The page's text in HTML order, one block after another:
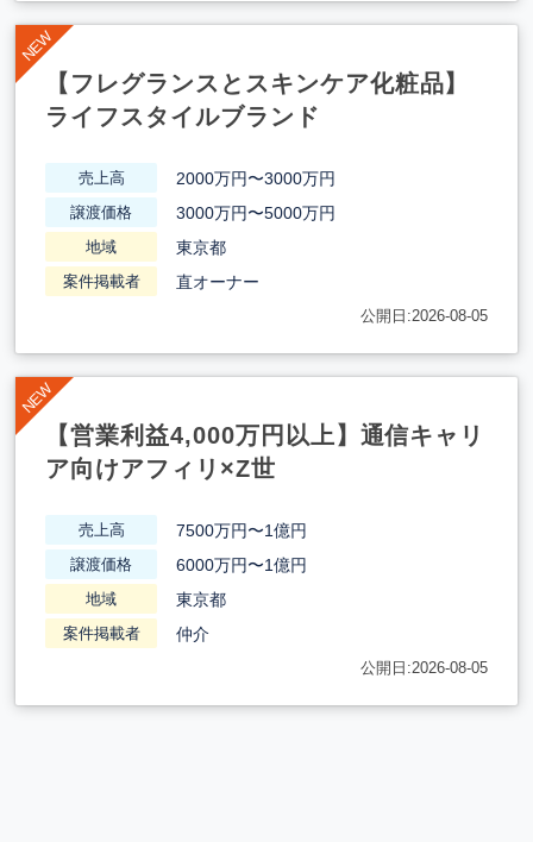
【フレグランスとスキンケア化粧品】
ライフスタイルブランド
売上高 2000万円〜3000万円
譲渡価格 3000万円〜5000万円
地域 東京都
案件掲載者 直オーナー
公開日:2026-08-05
【営業利益4,000万円以上】通信キャリ
ア向けアフィリ×Z世
売上高 7500万円〜1億円
譲渡価格 6000万円〜1億円
地域 東京都
案件掲載者 仲介
公開日:2026-08-05